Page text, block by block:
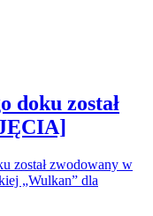
doku został
został zwodowany w
„Wulkan” dla